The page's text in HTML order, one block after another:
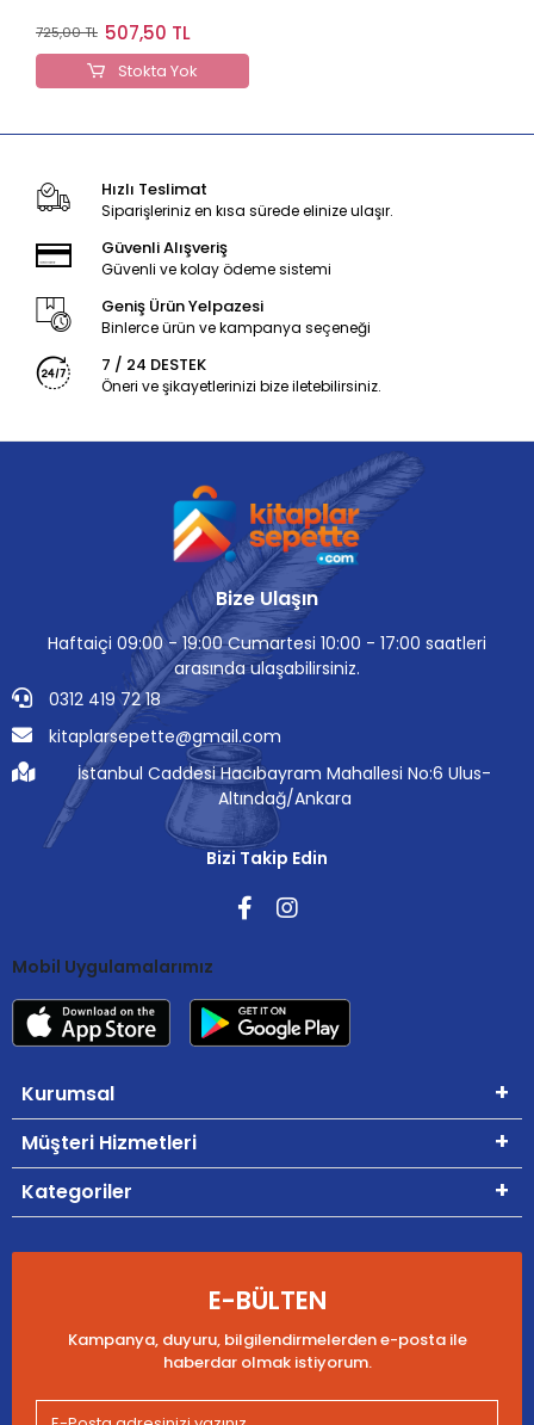
725,00 TL 507,50 TL
Stokta Yok
Hızlı Teslimat
Siparişleriniz en kısa sürede elinize ulaşır.
Güvenli Alışveriş
Güvenli ve kolay ödeme sistemi
Geniş Ürün Yelpazesi
Binlerce ürün ve kampanya seçeneği
7 / 24 DESTEK
Öneri ve şikayetlerinizi bize iletebilirsiniz.
Bize Ulaşın
Haftaiçi 09:00 - 19:00 Cumartesi 10:00 - 17:00 saatleri
arasında ulaşabilirsiniz.
0312 419 72 18
kitaplarsepette@gmail.com
İstanbul Caddesi Hacıbayram Mahallesi No:6 Ulus-
Altındağ/Ankara
Bizi Takip Edin
Mobil Uygulamalarımız
Kurumsal
Müşteri Hizmetleri
Kategoriler
E-BÜLTEN
Kampanya, duyuru, bilgilendirmelerden e-posta ile
haberdar olmak istiyorum.